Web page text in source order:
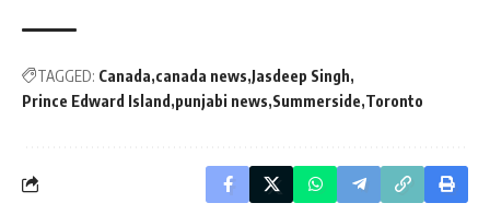
TAGGED: Canada canada news Jasdeep Singh
Prince Edward Island punjabi news Summerside Toronto